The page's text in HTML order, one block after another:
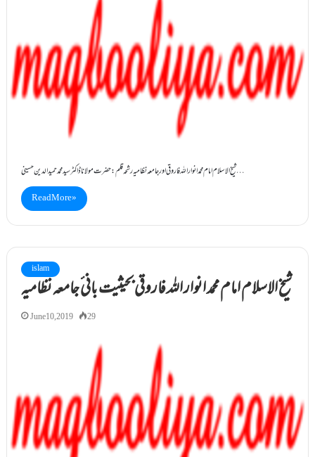
شیخ الاسلام امام محمد انوار اللہ فاروقی اور جامعہ نظامیہ رشحہ قلم: حضرت مولانا ڈاکٹر سید محمد حمید الدین حسینی…
Read More »
islam
شیخ الاسلام امام محمد انوار اللہ فاروقی بحیثیت بانی ٔجامعہ نظامیہ
June 10, 2019 29